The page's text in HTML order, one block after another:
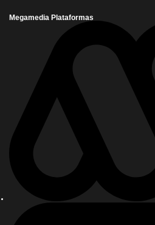
Megamedia Plataformas